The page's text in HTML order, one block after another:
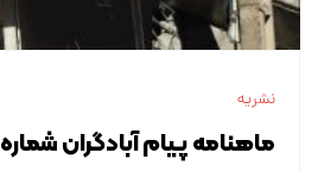
نشریه
ماهنامه پیام آبادگران شماره ۳۶۰